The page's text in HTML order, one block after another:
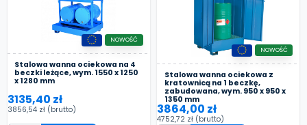
Stalowa wanna ociekowa na 4
beczki leżące, wym. 1550 x 1250
x 1280 mm
NOWOŚĆ
3135,40 zł
3856,54 zł (brutto)
Stalowa wanna ociekowa z
kratownicą na 1 beczkę,
zabudowana, wym. 950 x 950 x
1350 mm
NOWOŚĆ
3864,00 zł
4752,72 zł (brutto)